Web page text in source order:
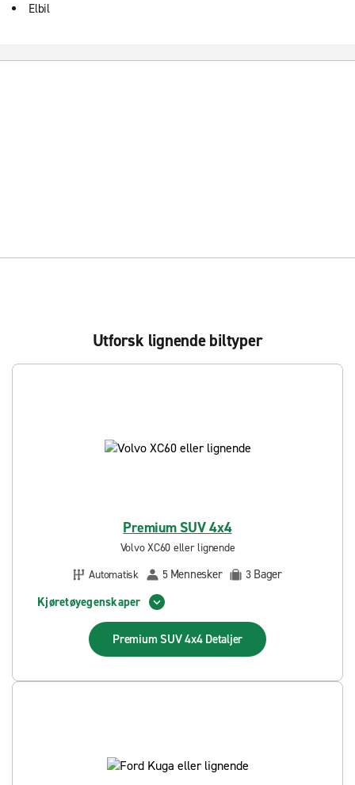
Elbil
Utforsk lignende biltyper
Premium SUV 4x4
Volvo XC60 eller lignende
Automatisk
5 Mennesker 3 Bager
Kjøretøyegenskaper
Premium SUV 4x4 Detaljer